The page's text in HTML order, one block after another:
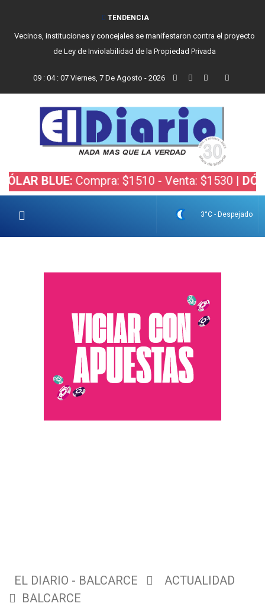
TENDENCIA
Vecinos, instituciones y concejales se manifestaron contra el proyecto
de Ley de Inviolabilidad de la Propiedad Privada
09: 04: 08 Viernes, 7 De Agosto - 2026
Compra: $1510 - Venta: $1530 | DÓLAR
3°C - Despejado
EL DIARIO - BALCARCE
ACTUALIDAD
BALCARCE